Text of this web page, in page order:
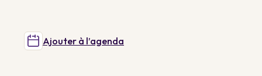
Ajouter à l’agenda